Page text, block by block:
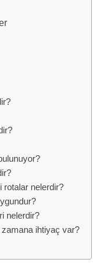
rotalar nelerdir?
nelerdir?
zamana ihtiyaç var?